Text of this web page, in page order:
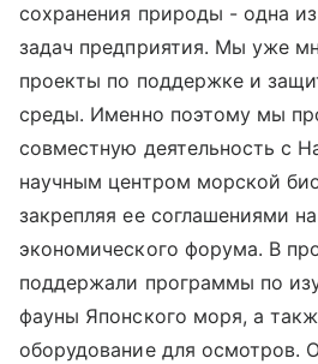
сохранения природы - одна
задач предприятия. Мы уже
проекты по поддержке и
среды. Именно поэтому мы
совместную деятельность с
научным центром морской
закрепляя ее соглашениями
экономического форума. В
поддержали программы по
фауны Японского моря, а
оборудование для осмотров.